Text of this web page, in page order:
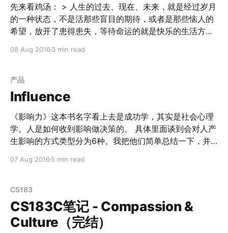
%B0%94%E5%A5%87/dp/B01COZU1M0/
先来看鸡汤： > 人生的过去、现在、未来，就是经过岁月
的一种状态，不是活那些盲目的期待，或者是那些恼人的
希望，放开了患得患失，等待命运的就是快乐的生活方
从不炫耀这是气质；有才或有财，一直很低调这就是修
你们中国人总是喜欢用别人的成功的例子来证明自己文章
的正确性？难道失败者的奋斗就没有可取之处么？ 鸡汤有
3个特点： 1. 不精确。可被多种解读，每个人都能根据自
己的处境解读处意思。 2. 仓促结论。 3. 盲目举例（假例
子）。 鸡汤可以让你在文中看到自己，但无法给你解决方
法。 再来看名言论据。 > 张颖也说，资本寒冬来了，所
所以下落的更慢。 名言论据比鸡汤进步，但是也依旧有问
08 Aug 2016 3 min read
产品
Influence
《影响力》这本书名字看上去是成功学，其实是社会心理
学。人是如何收到影响做决策的。 具体里面谈到会对人产
生影响的方式类型分为6种。我把他们简单总结一下，并
当你收到了好处，你会倾向于回报别人好处。 最常见的场
识到你得到了好处之后，可以很容易的站在更高的角度对
使用这个方法的人进行拒绝。 另一种互惠是互惠式让步；
我先退一步，你就会下意识的退步；这个可以用在谈判技
巧中，不详细展开。 **[产品技巧]**互惠原理在产品上最
07 Aug 2016 5 min read
CS183
CS183C笔记 - Compassion &
Culture（完结）